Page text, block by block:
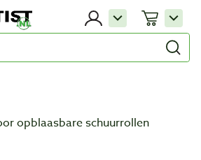
opblaasbare schuurrollen